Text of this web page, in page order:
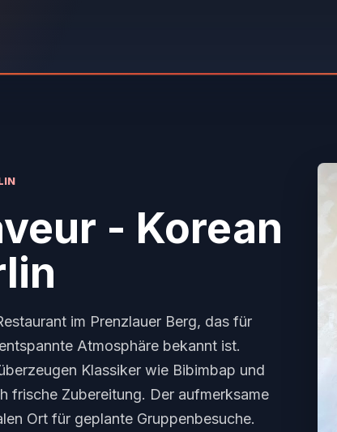
- Korean
im Prenzlauer Berg, das für
Atmosphäre bekannt ist.
Klassiker wie Bibimbap und
frische Zubereitung. Der aufmerksame
Ort für geplante Gruppenbesuche.